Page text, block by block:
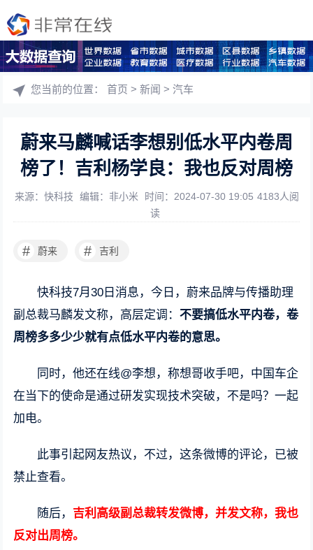
您当前的位置：首页 >新闻 >汽车
蔚来马麟喊话李想别低水平内卷周
榜了！吉利杨学良：我也反对周榜
来源：快科技 编辑：非小米 时间：2024-07-30 19:05 4183人阅
读
# 蔚来 # 吉利
快科技7月30日消息，今日，蔚来品牌与传播助理
副总裁马麟发文称，高层定调：不要搞低水平内卷，卷
周榜多多少少就有点低水平内卷的意思。
同时，他还在线@李想，称想哥收手吧，中国车企
在当下的使命是通过研发实现技术突破，不是吗？一起
加电。
此事引起网友热议，不过，这条微博的评论，已被
禁止查看。
随后， 吉利高级副总裁转发微博，并发文称，我也
反对出周榜。